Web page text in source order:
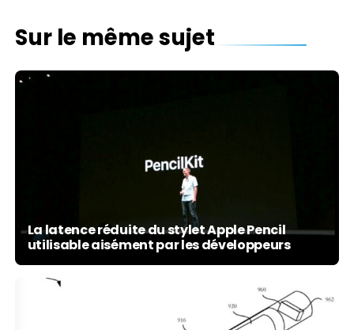
Sur le même sujet
La latence réduite du stylet Apple Pencil
utilisable aisément par les développeurs